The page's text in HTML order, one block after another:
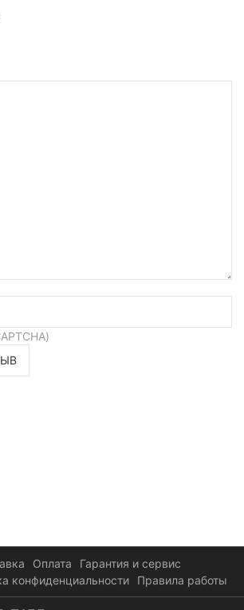
Оплата
Гарантия и сервис
конфиденциальности Правила работы